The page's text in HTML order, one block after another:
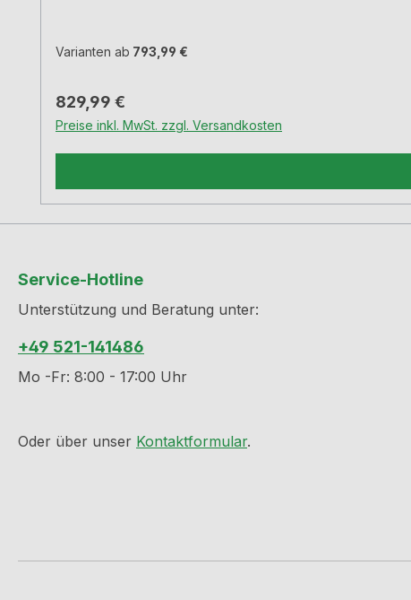
Varianten ab 793,99 €
Regulärer Preis:
829,99 €
Preise inkl. MwSt. zzgl. Versandkosten
Service-Hotline
Unterstützung und Beratung unter:
+49 521-141486
Mo -Fr: 8:00 - 17:00 Uhr
Oder über unser Kontaktformular.